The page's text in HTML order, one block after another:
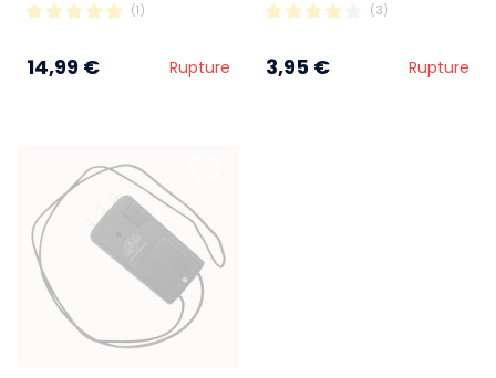
(1)
14,99 € Rupture
(3)
3,95 € Rupture